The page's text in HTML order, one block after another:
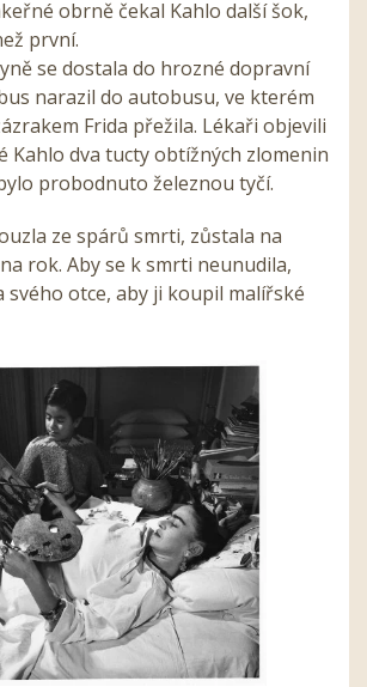
obrně čekal Kahlo další šok,
první.
se dostala do hrozné dopravní
narazil do autobusu, ve kterém
Frida přežila. Lékaři objevili
Kahlo dva tucty obtížných zlomenin
probodnuto železnou tyčí.
ze spárů smrti, zůstala na
rok. Aby se k smrti neunudila,
svého otce, aby ji koupil malířské